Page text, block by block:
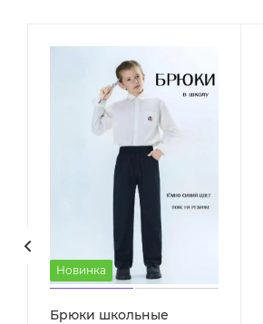
Новинка
Брюки школьные